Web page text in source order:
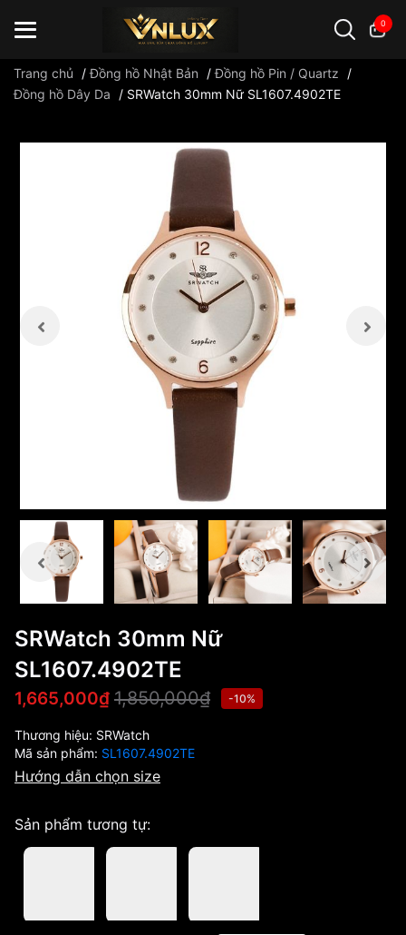
0
Trang chủ /Đồng hồ Nhật Bản /Đồng hồ Pin / Quartz
/
Đồng hồ Dây Da
/ SRWatch 30mm Nữ SL1607.4902TE
SRWatch 30mm Nữ
SL1607.4902TE
1,665,000₫ 1,850,000₫ -10%
Thương hiệu: SRWatch
Mã sản phẩm: SL1607.4902TE
Hướng dẫn chọn size
Sản phẩm tương tự: